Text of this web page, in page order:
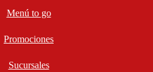
Menú to go
Promociones
Sucursales